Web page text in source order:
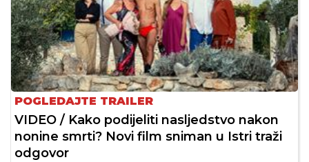
POGLEDAJTE TRAILER
VIDEO / Kako podijeliti nasljedstvo nakon
nonine smrti? Novi film sniman u Istri traži
odgovor